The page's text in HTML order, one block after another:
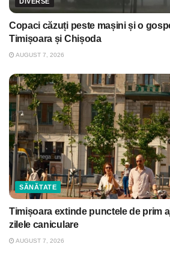
DIVERSE
Copaci căzuți peste mașini și o
Timișoara și Chișoda
AUGUST 7, 2026
SĂNĂTATE
Timișoara extinde punctele de prim
zilele caniculare
AUGUST 7, 2026